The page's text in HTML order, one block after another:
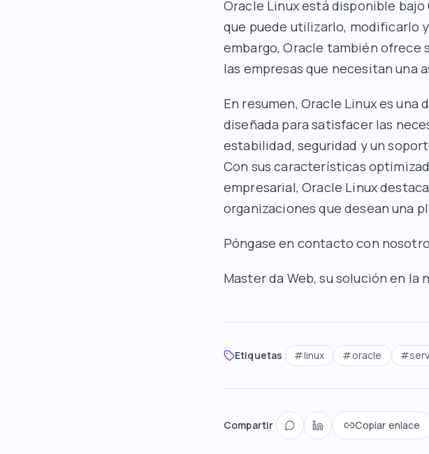
Oracle Linux está disponible
que puede utilizarlo, modificarlo
embargo, Oracle también ofrece
las empresas que necesitan una
En resumen, Oracle Linux es
diseñada para satisfacer las
estabilidad, seguridad y un
Con sus características
empresarial, Oracle Linux
organizaciones que desean una
Póngase en contacto con
Master da Web, su solución en la
Etiquetas #linux #oracle #
Compartir Copiar enlace